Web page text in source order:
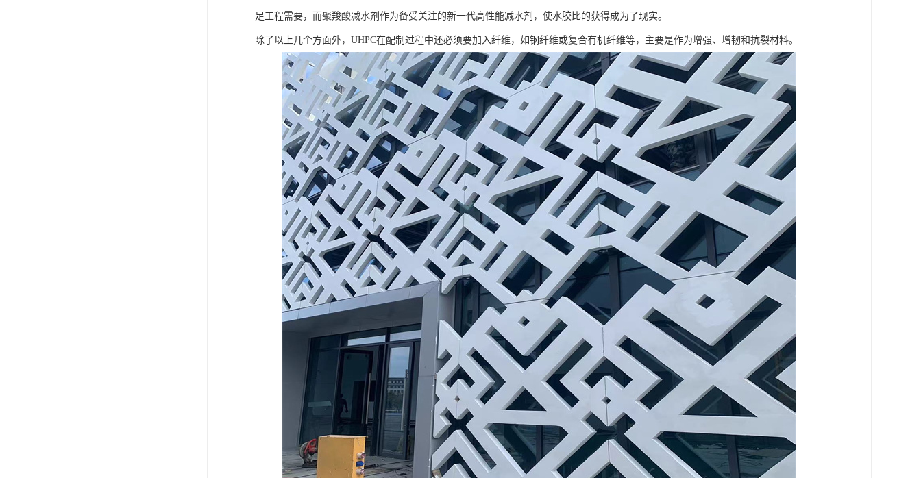
足工程需要，而聚羧酸减水剂作为备受关注的新一代高性能减水剂，使水胶比的获得成为了现实。
除了以上几个方面外，UHPC在配制过程中还必须要加入纤维，如钢纤维或复合有机纤维等，主要是作为增强、增韧和抗裂材料。